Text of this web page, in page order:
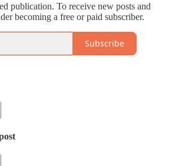
publication. To receive new posts and
becoming a free or paid subscriber.
Subscribe